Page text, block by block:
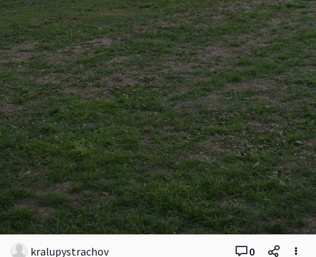
kralupystrachov 0